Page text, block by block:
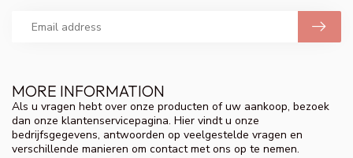
MORE INFORMATION
Als u vragen hebt over onze producten of uw aankoop, bezoek
dan onze klantenservicepagina. Hier vindt u onze
bedrijfsgegevens, antwoorden op veelgestelde vragen en
verschillende manieren om contact met ons op te nemen.